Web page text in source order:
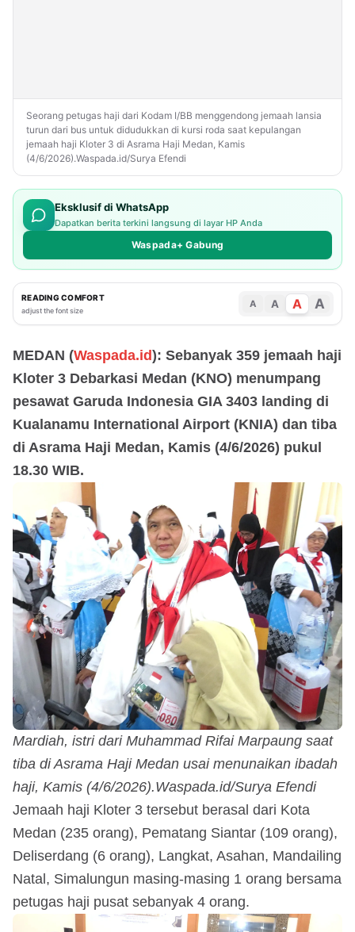
Seorang petugas haji dari Kodam I/BB menggendong jemaah lansia
turun dari bus untuk didudukkan di kursi roda saat kepulangan
jemaah haji Kloter 3 di Asrama Haji Medan, Kamis
(4/6/2026).Waspada.id/Surya Efendi
Eksklusif di WhatsApp
Dapatkan berita terkini langsung di layar HP Anda
Waspada+ Gabung
READING COMFORT
adjust the font size
A A A A
MEDAN (Waspada.id): Sebanyak 359 jemaah haji
Kloter 3 Debarkasi Medan (KNO) menumpang
pesawat Garuda Indonesia GIA 3403 landing di
Kualanamu International Airport (KNIA) dan tiba
di Asrama Haji Medan, Kamis (4/6/2026) pukul
18.30 WIB.
Mardiah, istri dari Muhammad Rifai Marpaung saat
tiba di Asrama Haji Medan usai menunaikan ibadah
haji, Kamis (4/6/2026).Waspada.id/Surya Efendi
Jemaah haji Kloter 3 tersebut berasal dari Kota
Medan (235 orang), Pematang Siantar (109 orang),
Deliserdang (6 orang), Langkat, Asahan, Mandailing
Natal, Simalungun masing-masing 1 orang bersama
petugas haji pusat sebanyak 4 orang.